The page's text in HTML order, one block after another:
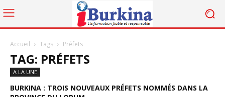
Accueil Tags Préfets
TAG: PRÉFETS
A LA UNE
BURKINA : TROIS NOUVEAUX PRÉFETS NOMMÉS DANS LA